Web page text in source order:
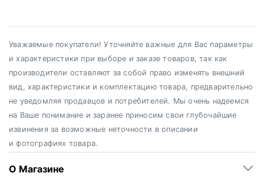
Уважаемые покупатели! Уточняйте важные для Вас параметры
и характеристики при выборе и заказе товаров, так как
производители оставляют за собой право изменять внешний
вид, характеристики и комплектацию товара, предварительно
не уведомляя продавцов и потребителей. Мы очень надеемся
на Ваше понимание и заранее приносим свои глубочайшие
извинения за возможные неточности в описании
и фотографиях товара.
О Магазине